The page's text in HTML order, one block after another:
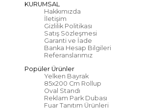
KURUMSAL
Hakkımızda
İletişim
Gizlilik Politikası
Satış Sözleşmesi
Garanti ve İade
Banka Hesap Bilgileri
Referanslarımız
Popüler Ürünler
Yelken Bayrak
85x200 Cm Rollup
Oval Standı
Reklam Park Dubası
Fuar Tanıtım Ürünleri